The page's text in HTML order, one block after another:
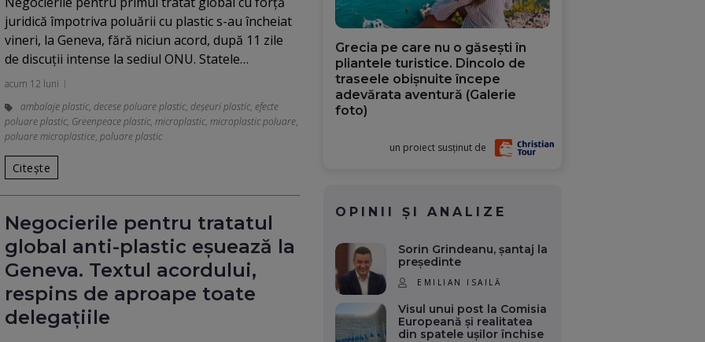
juridică împotriva poluării cu plastic s-au încheiat
vineri, la Geneva, fără niciun acord, după 11 zile
de discuții intense la sediul ONU. Statele…
acum 12 luni
ambalaje plastic, decese poluare plastic, deșeuri plastic, efecte
poluare plastic, Greenpeace plastic, microplastic, microplastic poluare,
poluare microplastice, poluare plastic
Citește
Negocierile pentru tratatul
global anti-plastic eșuează la
Geneva. Textul acordului,
respins de aproape toate
delegațiile
Grecia pe care nu o găsești în
pliantele turistice. Dincolo de
traseele obișnuite începe
adevărata aventură (Galerie
foto)
un proiect susținut de
OPINII ȘI ANALIZE
Sorin Grindeanu, șantaj la
președinte
EMILIAN ISAILĂ
Visul unui post la Comisia
Europeană și realitatea
din spatele ușilor închise